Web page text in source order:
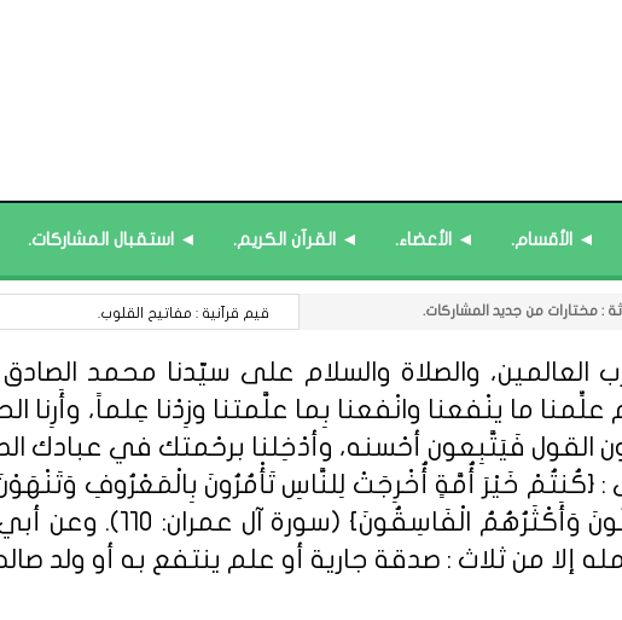
◄ الأقسام. ◄ الأعضاء. ◄ القرآن الكريم. ◄ استقبال المشاركات.
رَكْنُ الظِّلِّ : صنَاعَةُ الأَمَانِ النَّفْسِيِّ فِي عالَمٍ
العالمين، والصلاة والسلام على سيّدنا محمد الصادق
علِّمنا ما ينْفعنا وانْفعنا بِما علَّمتنا وزِدْنا عِلماً، وأَرِنا
فَيَتَّبِعون أحْسنه، وأدْخِلنا برحْمتك في عبادك
: {كُنتُمْ خَيْرَ أُمَّةٍ أُخْرِجَتْ لِلنَّاسِ تَأْمُرُونَ بِالْمَعْرُوفِ
مِّنْهُمُ الْمُؤْمِنُونَ
إلا من ثلاث : صدقة جارية أو علم ينتفع به أو ولد